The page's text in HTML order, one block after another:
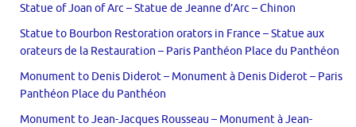
Statue of Joan of Arc – Statue de Jeanne d’Arc – Chinon
Statue to Bourbon Restoration orators in France – Statue aux
orateurs de la Restauration – Paris Panthéon Place du Panthéon
Monument to Denis Diderot – Monument à Denis Diderot – Paris
Panthéon Place du Panthéon
Monument to Jean-Jacques Rousseau – Monument à Jean-